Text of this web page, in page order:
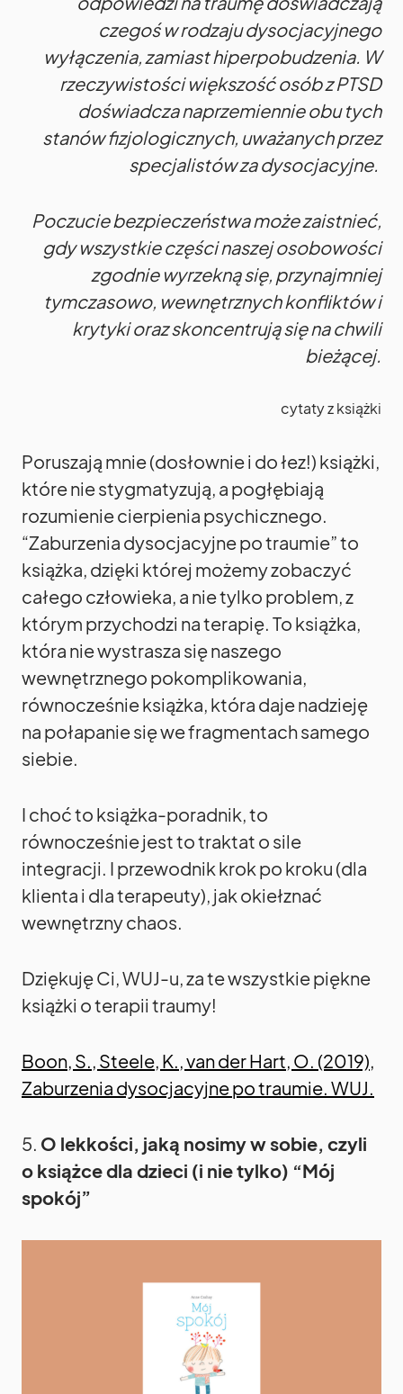
czegoś w rodzaju dysocjacyjnego
wyłączenia, zamiast hiperpobudzenia. W
rzeczywistości większość osób z PTSD
doświadcza naprzemiennie obu tych
stanów fizjologicznych, uważanych przez
specjalistów za dysocjacyjne.
Poczucie bezpieczeństwa może zaistnieć,
gdy wszystkie części naszej osobowości
zgodnie wyrzekną się, przynajmniej
tymczasowo, wewnętrznych konfliktów i
krytyki oraz skoncentrują się na chwili
bieżącej.
cytaty z książki
Poruszają mnie (dosłownie i do łez!) książki,
które nie stygmatyzują, a pogłębiają
rozumienie cierpienia psychicznego.
“Zaburzenia dysocjacyjne po traumie” to
książka, dzięki której możemy zobaczyć
całego człowieka, a nie tylko problem, z
którym przychodzi na terapię. To książka,
która nie wystrasza się naszego
wewnętrznego pokomplikowania,
równocześnie książka, która daje nadzieję
na połapanie się we fragmentach samego
siebie.
I choć to książka-poradnik, to
równocześnie jest to traktat o sile
integracji. I przewodnik krok po kroku (dla
klienta i dla terapeuty), jak okiełznać
wewnętrzny chaos.
Dziękuję Ci, WUJ-u, za te wszystkie piękne
książki o terapii traumy!
Boon, S., Steele, K., van der Hart, O. (2019),
Zaburzenia dysocjacyjne po traumie. WUJ.
5. O lekkości, jaką nosimy w sobie, czyli
o książce dla dzieci (i nie tylko) “Mój
spokój”